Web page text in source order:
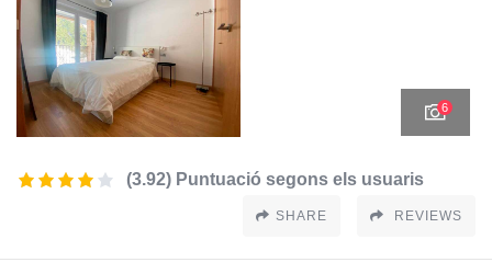
6
(3.92) Puntuació segons els usuaris
SHARE REVIEWS